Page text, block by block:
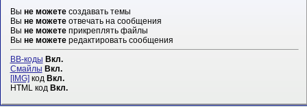
Вы не можетесоздавать темы
Вы не можетеотвечать на сообщения
Вы не можетеприкреплять файлы
Вы не можетередактировать сообщения
BB-коды Вкл.
Смайлы Вкл.
[IMG]код Вкл.
HTML код Вкл.